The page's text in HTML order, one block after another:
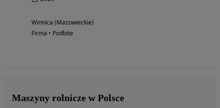
Winnica (Mazowieckie)
Firma • Podbite
Maszyny rolnicze w Polsce